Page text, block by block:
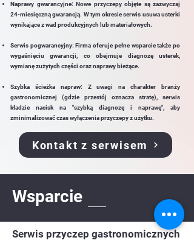
Naprawy gwarancyjne: Nowe przyczepy objęte są zazwyczaj
24-miesięczną gwarancją. W tym okresie serwis usuwa usterki
wynikające z wad produkcyjnych lub materiałowych.
Serwis pogwarancyjny: Firma oferuje pełne wsparcie także po
wygaśnięciu gwarancji, co obejmuje diagnozę usterek,
wymianę zużytych części oraz naprawy bieżące.
Szybka ścieżka napraw: Z uwagi na charakter branży
gastronomicznej (gdzie przestój oznacza stratę), serwis
kładzie nacisk na "szybką diagnozę i naprawę", aby
zminimalizować czas wyłączenia przyczepy z użytku.
Kontakt z serwisem
Wsparcie
Serwis przyczep gastronomicznych